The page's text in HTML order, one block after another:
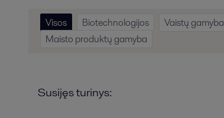
Visos Biotechnologijos Vaistų gamyba
Maisto produktų gamyba
Susijęs turinys: